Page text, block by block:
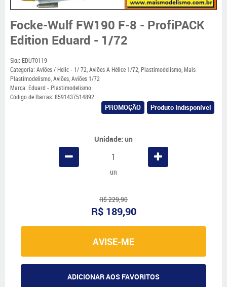
Focke-Wulf FW190 F-8 - ProfiPACK
Edition Eduard - 1/72
Sku: EDU70119
Categoria: Aviões / Helic - 1/ 72,Aviões A Hélice 1/72,Plastimodelismo,Mais
Plastimodelismo,Aviões,Aviões 1/72
Marca: Eduard - Plastimodelismo
Código de Barras: 8591437514892
PROMOÇÃO Produto Indisponível
Unidade: un
un
R$ 229,90
R$ 189,90
AVISE-ME
ADICIONAR AOS FAVORITOS